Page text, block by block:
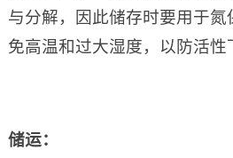
与分解，因此储存时要用于
免高温和过大湿度，以防活性
储运：